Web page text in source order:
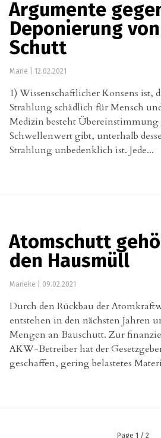
Argumente
Deponierung von
Schutt
Marie 12.02.2021
1) Wissenschaftlicher Konsens ist,
Strahlung schädlich für Mensch
Medizin besteht Übereinstimmung
Schwellenwert gibt, unterhalb
Strahlung unbedenklich ist. Jede...
Atomschutt
den Hausmüll
Marieke 09.02.2021
Durch den Rückbau der
entstehen in den nächsten Jahren
Mengen an Bauschutt. Zur
AKW-Betreiber hat der
geschaffen, gering belastetes
Page 1 / 2